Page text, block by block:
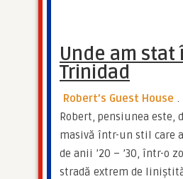
Unde am stat
Trinidad
Robert’s Guest House .
Robert, pensiunea este,
masivă într-un stil care
de anii ’20 – ’30, într-o
stradă extrem de